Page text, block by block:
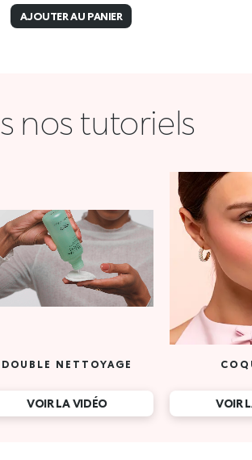
AJOUTER AU PANIER
nos tutoriels
DOUBLE NETTOYAGE
VOIR LA VIDÉO VOIR